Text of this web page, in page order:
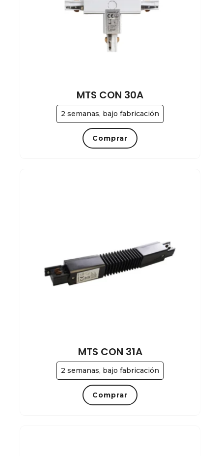
2 semanas, bajo fabricación
MTS CON 30A
Comprar
2 semanas, bajo fabricación
MTS CON 31A
Comprar